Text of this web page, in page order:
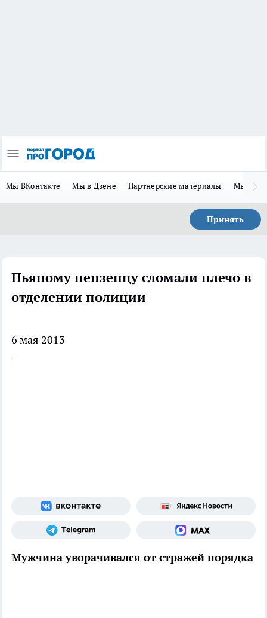
Мы ВКонтакте Мы в Дзене Партнерские материалы Мы в
Принять
Пьяному пензенцу сломали плечо в
отделении полиции
6 мая 2013
Мужчина уворачивался от стражей порядка